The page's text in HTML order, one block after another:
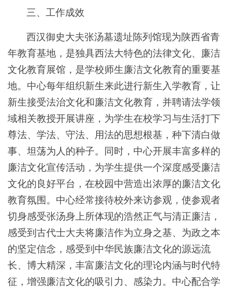
三、工作成效
西汉御史大夫张汤墓遗址陈列馆现为陕西省青
年教育基地，是独具西法大特色的法律文化、廉洁
文化教育展馆，是学校师生廉洁文化教育的重要基
地。中心每年组织新生来此进行新生入学教育，让
新生接受法治文化和廉洁文化教育，并聘请法学领
域相关教授开展讲座，为学生在校学习与生活打下
尊法、学法、守法、用法的思想根基，种下清白做
事、坦荡为人的种子。同时，中心开展丰富多样的
廉洁文化宣传活动，为学生提供一个深度感受廉洁
文化的良好平台，在校园中营造出浓厚的廉洁文化
教育氛围。中心经常接待校外来访参观，使参观者
切身感受张汤身上所体现的浩然正气与清正廉洁，
感受到古代士大夫将廉洁作为立身之基、为政之本
的坚定信念，感受到中华民族廉洁文化的源远流
长、博大精深，丰富廉洁文化的理论内涵与时代特
征，增强廉洁文化的吸引力、感染力。中心配合学